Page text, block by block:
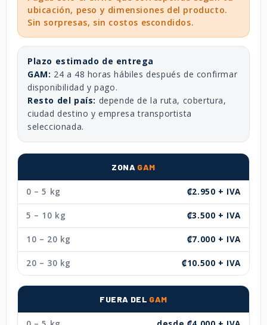
ubicación, peso y dimensiones del producto.
Sin sorpresas, sin costos escondidos.
Plazo estimado de entrega
GAM: 24 a 48 horas hábiles después de confirmar
disponibilidad y pago.
Resto del país: depende de la ruta, cobertura,
ciudad destino y empresa transportista
seleccionada.
ZONA GAM
0 – 5 kg ₡2.950 + IVA
5 – 10 kg ₡3.500 + IVA
10 – 20 kg ₡7.000 + IVA
20 – 30 kg ₡10.500 + IVA
FUERA DEL GAM